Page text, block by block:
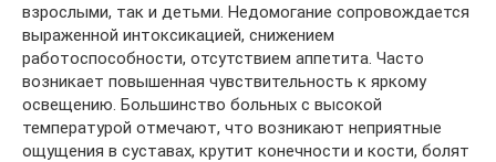
взрослыми, так и детьми. Недомогание сопровождается
выраженной интоксикацией, снижением
работоспособности, отсутствием аппетита. Часто
возникает повышенная чувствительность к яркому
освещению. Большинство больных с высокой
температурой отмечают, что возникают неприятные
ощущения в суставах, крутит конечности и кости, болят